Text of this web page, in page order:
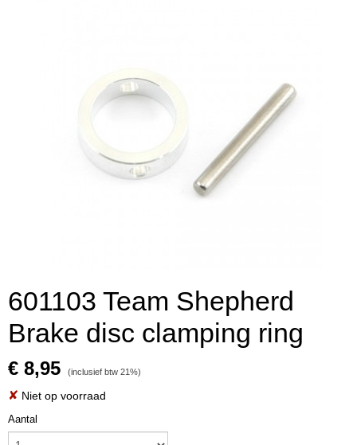
601103 Team Shepherd
Brake disc clamping ring
€ 8,95 (inclusief btw 21%)
✘ Niet op voorraad
Aantal